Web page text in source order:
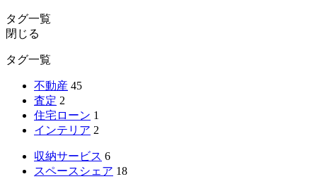
タグ一覧
閉じる
タグ一覧
不動産 45
査定 2
住宅ローン 1
インテリア 2
収納サービス 6
スペースシェア 18